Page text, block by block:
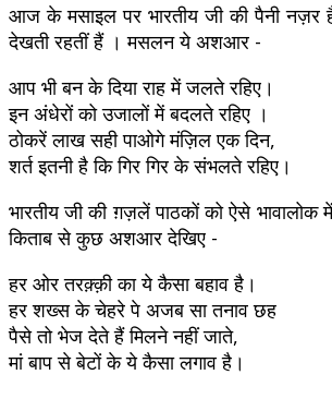
आज के मसाइल पर भारतीय जी की पैनी
देखती रहतीं हैं । मसलन ये अशआर -
आप भी बन के दिया राह में जलते रहिए।
इन अंधेरों को उजालों में बदलते रहिए ।
ठोकरें लाख सही पाओगे मंज़िल एक दिन,
शर्त इतनी है कि गिर गिर के संभलते रहिए।
भारतीय जी की ग़ज़लें पाठकों को ऐसे
किताब से कुछ अशआर देखिए -
हर ओर तरक़्क़ी का ये कैसा बहाव है।
हर शख्स के चेहरे पे अजब सा तनाव छह
पैसे तो भेज देते हैं मिलने नहीं जाते,
मां बाप से बेटों के ये कैसा लगाव है।